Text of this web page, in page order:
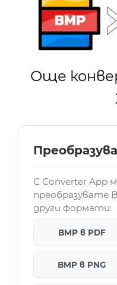
Още
С Converter App
преобразувате
други формати:
BMP в PDF
BMP в PNG